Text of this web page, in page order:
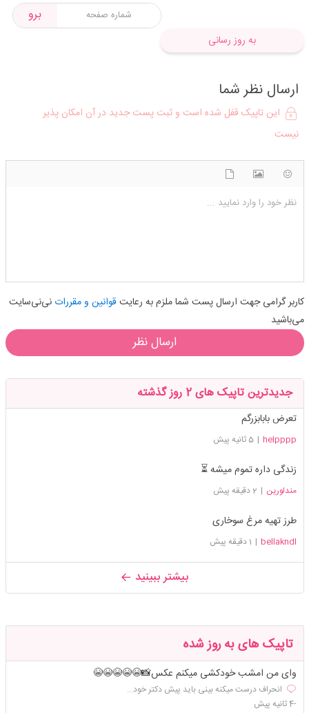
برو
به روز رسانی
ارسال نظر شما
این تاپیک قفل شده است و ثبت پست جدید در آن امکان پذیر
نیست
نظر خود را وارد نمایید ...
کاربر گرامی جهت ارسال پست شما ملزم به رعایت قوانین و مقرراتنی‌نی‌سایت
می‌باشید
ارسال نظر
جدیدترین تاپیک های 2 روز گذشته
تعرض بابابزرگم
helpppp
| 5 ثانیه پیش
زندگی داره تموم میشه ⏳
مندلورین | 2 دقیقه پیش
طرز تهیه مرغ سوخاری
bellakndl
| 1 دقیقه پیش
بیشتر ببینید
تاپیک های به روز شده
وای من امشب خودکشی میکنم عکس📸😭😭😭😭😭
انحراف درست میکنه بینی باید پیش دکتر خود...
-4 ثانیه پیش